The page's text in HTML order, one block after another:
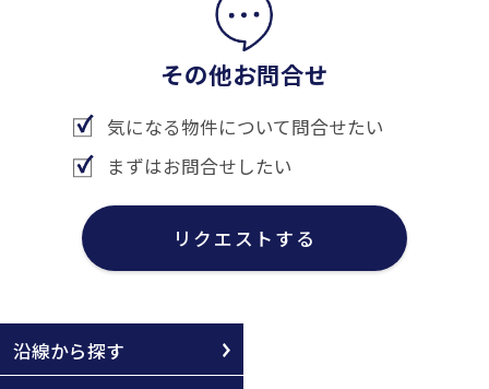
その他お問合せ
気になる物件について問合せたい
まずはお問合せしたい
リクエストする
沿線から探す